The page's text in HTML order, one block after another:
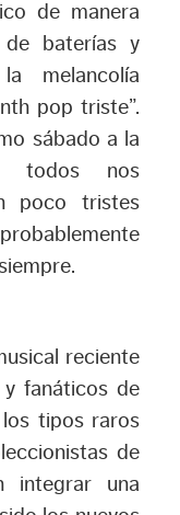
de manera
de baterías y
melancolía
pop triste”.
sábado a la
todos nos
poco tristes
reciente
fanáticos de
los tipos raros
de
integrar una